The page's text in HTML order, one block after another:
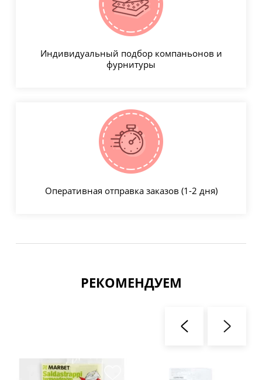
Индивидуальный подбор компаньонов и
фурнитуры
Оперативная отправка заказов (1-2 дня)
РЕКОМЕНДУЕМ